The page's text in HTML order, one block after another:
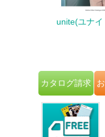
unite(ユナイ
カタログ請求